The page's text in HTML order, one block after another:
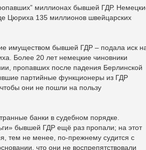
миллионах бывшей ГДР.
Цюриха 135 миллионов швейцарских
имуществом бывшей ГДР – подала иск
Более 20 лет немецкие чиновники
пропавших после падения Берлинской
партийные функционеры из ГДР
они не пошли на пользу
банки в судебном порядке.
бывшей ГДР ещё раз пропали; на этот
тем не менее, по-прежнему судится с
что они не воспрепятствовали